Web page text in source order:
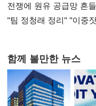
때리기
전쟁에 원유 공급망 흔
핵심으로 재부상
"팀 정청래 정리" "이중
함께 볼만한 뉴스